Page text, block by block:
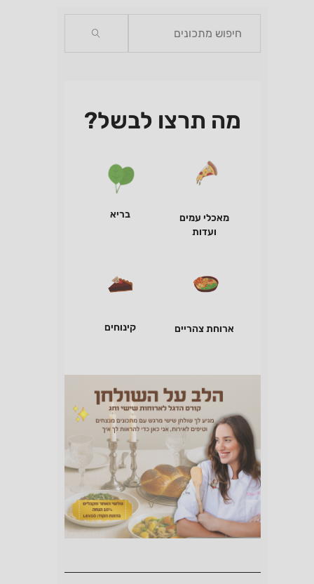
מה תרצו לבשל?
מאכלי עמים
ועדות
בריא
ארוחת צהריים קינוחים